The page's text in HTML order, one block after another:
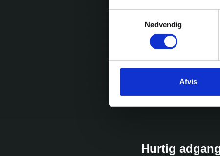
Nødvendig
Afvis
Jeg accepterervilkårerne
Hurtig adgang